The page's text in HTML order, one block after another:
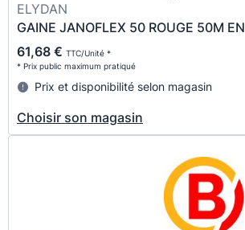
ELYDAN
GAINE JANOFLEX 50 ROUGE 50M EN
61,68 € TTC/Unité *
* Prix public maximum pratiqué
Prix et disponibilité selon magasin
Choisir son magasin